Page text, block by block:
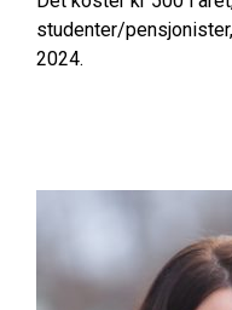
studenter/
2024.